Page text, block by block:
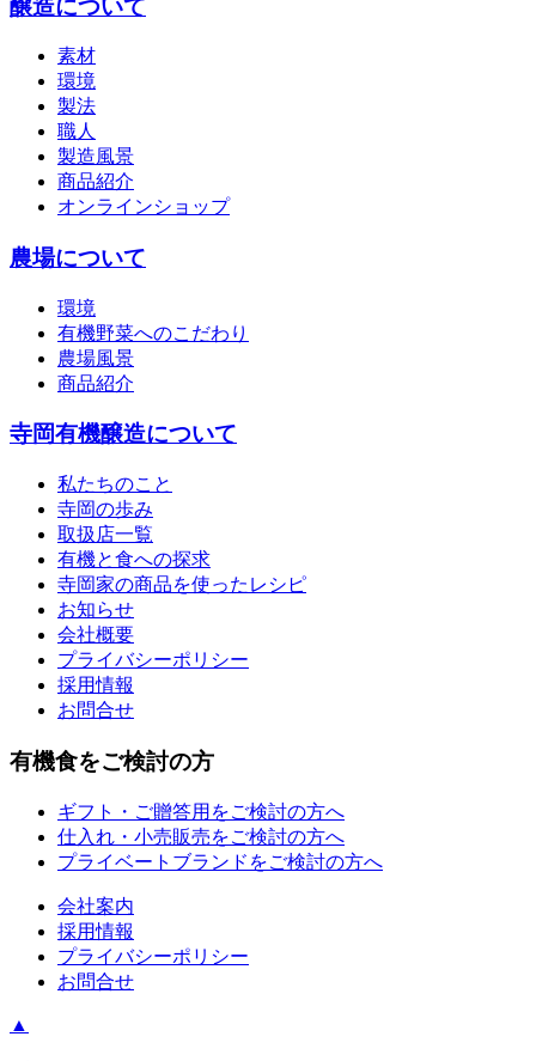
醸造について
素材
環境
製法
職人
製造風景
商品紹介
オンラインショップ
農場について
環境
有機野菜へのこだわり
農場風景
商品紹介
寺岡有機醸造について
私たちのこと
寺岡の歩み
取扱店一覧
有機と食への探求
寺岡家の商品を使ったレシピ
お知らせ
会社概要
プライバシーポリシー
採用情報
お問合せ
有機食をご検討の方
ギフト・ご贈答用をご検討の方へ
仕入れ・小売販売をご検討の方へ
プライベートブランドをご検討の方へ
会社案内
採用情報
プライバシーポリシー
お問合せ
▲